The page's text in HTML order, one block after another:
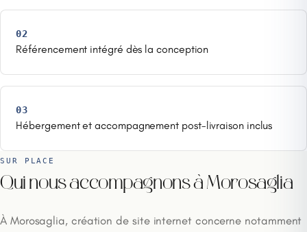
02
Référencement intégré dès la conception
03
Hébergement et accompagnement post-livraison inclus
SUR PLACE
Qui nous accompagnons à Morosaglia
À Morosaglia, création de site internet concerne notamment